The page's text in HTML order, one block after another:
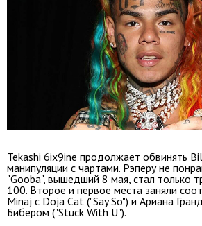
Tekashi 6ix9ine продолжает обвинять
манипуляции с чартами. Рэперу не
"Gooba", вышедший 8 мая, стал только
100. Второе и первое места заняли
Minaj с Doja Cat ("Say So") и Ариана
Бибером ("Stuck With U").